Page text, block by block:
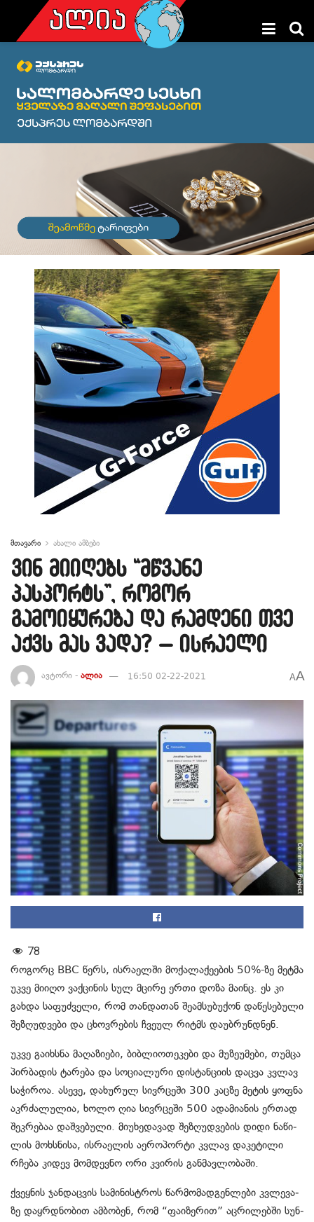
მთავარი ახალი ამბები
ვინ მიიღებს “მწვანე
პასპორტს”, როგორ
გამოიყურება და რამდენი თვე
აქვს მას ვადა? – ისრაელი
ავტორი - ალია 16:50 02-22-2021 AA
78
რო­გორც BBC წერს, ისრაელში მო­ქა­ლა­ქე­ე­ბის 50%-ზე მეტ­მა
უკვე მი­ი­ღო ვაქ­ცი­ნის სულ მცი­რე ერთი დოზა მა­ინც. ეს კი
გახ­და სა­ფუძ­ვე­ლი, რომ თან­და­თან შე­ამ­სუ­ბუ­ქონ და­წე­სე­ბუ­ლი
შე­ზღუდ­ვე­ბი და ცხოვ­რე­ბის ჩვე­ულ რიტმს და­უბ­რუნ­დნენ.
უკვე გა­იხ­სნა მა­ღა­ზი­ე­ბი, ბიბ­ლი­ო­თე­კე­ბი და მუ­ზე­უ­მე­ბი, თუმ­ცა
პირ­ბა­დის ტა­რე­ბა და სო­ცი­ა­ლუ­რი დის­ტან­ცი­ის დაც­ვა კვლავ
სა­ჭი­როა. ასევე, და­ხუ­რულ სივ­რცე­ში 300 კაც­ზე მე­ტის ყოფ­ნა
აკ­რძა­ლუ­ლია, ხოლო ღია სივ­რცე­ში 500 ადა­მი­ა­ნის ერ­თად
შეკ­რე­ბაა დაშ­ვე­ბუ­ლი. მი­უ­ხე­და­ვად შე­ზღუდ­ვე­ბის დიდი ნა­წი­
ლის მოხ­სნი­სა, ის­რა­ე­ლის აე­რო­პორ­ტი კვლავ და­კე­ტი­ლი
რჩე­ბა კი­დევ მომ­დევ­ნო ორი კვი­რის გან­მავ­ლო­ბა­ში.
ქვეყ­ნის ჯან­დაც­ვის სა­მი­ნის­ტროს წარ­მო­მად­გენ­ლე­ბი კვლე­ვა­
ზე დაყ­რდნო­ბით ამ­ბო­ბენ, რომ “ფა­ი­ზე­რით” აც­რი­ლებ­ში სუნ­